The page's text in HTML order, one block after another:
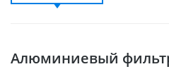
Алюминиевый фильтр